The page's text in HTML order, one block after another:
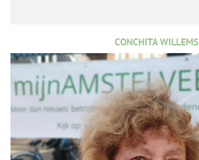
CONCHITA WILLEMS